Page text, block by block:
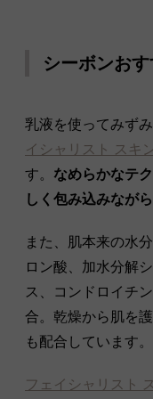
シーボンお
乳液を使ってみず
イシャリスト スキ
す。 なめらかなテ
しく包み込みなが
また、肌本来の水
ロン酸、加水分解
ス、コンドロイチ
合。乾燥から肌を
も配合しています。
フェイシャリスト